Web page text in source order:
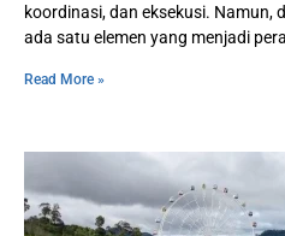
koordinasi, dan eksekusi. Namun,
ada satu elemen yang menjadi
Read More »